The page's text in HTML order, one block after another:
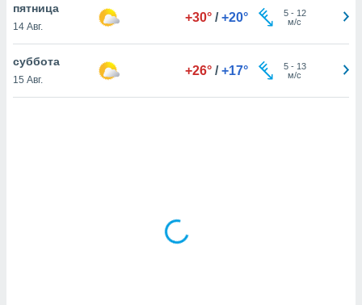
равно
нашим
пятница
14 Авг.
+30° / +20° 5- 12
м/с
суббота
15 Авг.
+26° / +17° 5- 13
м/с